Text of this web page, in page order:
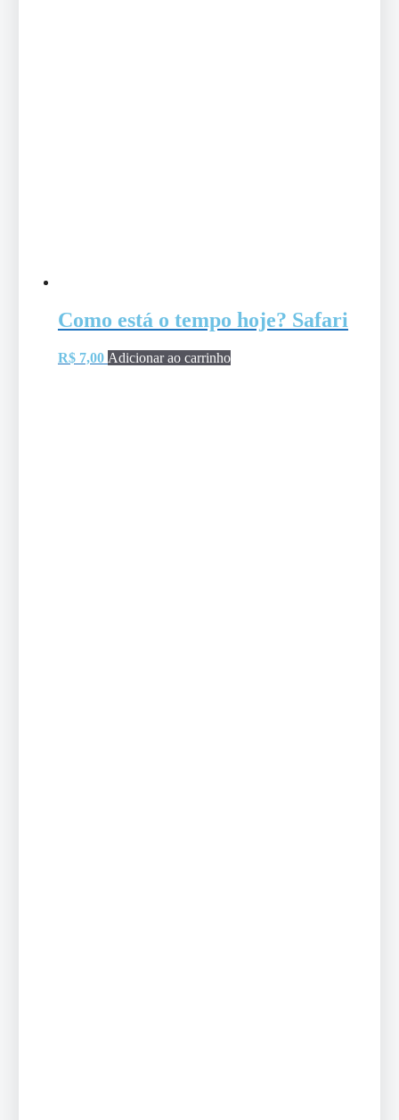
Como está o tempo hoje? Safari
R$7,00 Adicionar ao carrinho